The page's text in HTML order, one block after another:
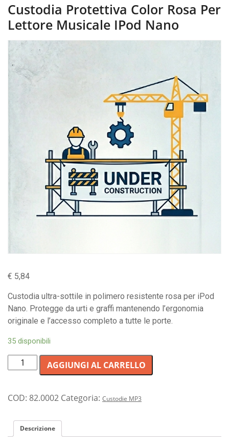
Custodia Protettiva Color Rosa Per
Lettore Musicale IPod Nano
€ 5,84
Custodia ultra-sottile in polimero resistente rosa per iPod
Nano. Protegge da urti e graffi mantenendo l’ergonomia
originale e l’accesso completo a tutte le porte.
35 disponibili
Custodia
protettiva
rosa
lettore
musicale
AGGIUNGI AL CARRELLO
COD: 82.0002 Categoria: Custodie MP3
Descrizione